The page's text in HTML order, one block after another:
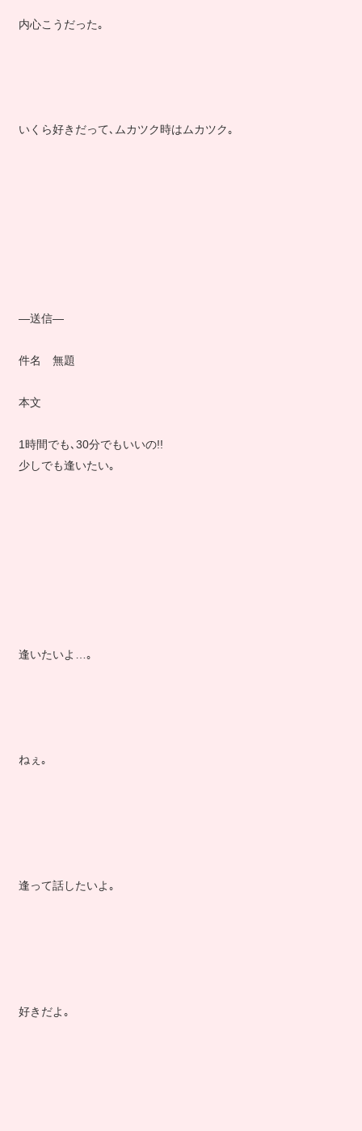
内心こうだった｡
いくら好きだって､ムカツク時はムカツク｡
―送信―
件名 無題
本文
1時間でも､30分でもいいの!!
少しでも逢いたい｡
逢いたいよ…｡
ねぇ｡
逢って話したいよ｡
好きだよ｡